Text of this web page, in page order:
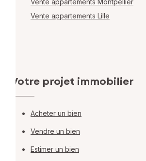
Vente appartements Montpellier
Vente appartements Lille
Votre projet immobilier
Acheter un bien
Vendre un bien
Estimer un bien